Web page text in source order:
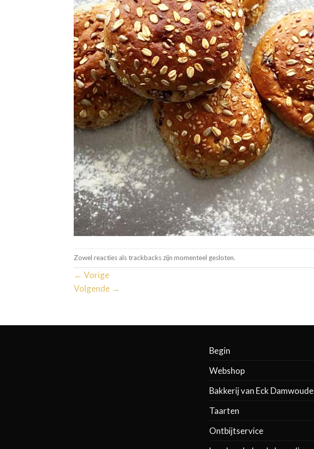
Zowel reacties als trackbacks zijn momenteel gesloten.
← Vorige
Volgende →
Begin
Webshop
Bakkerij van Eck Damwoude
Taarten
Ontbijtservice